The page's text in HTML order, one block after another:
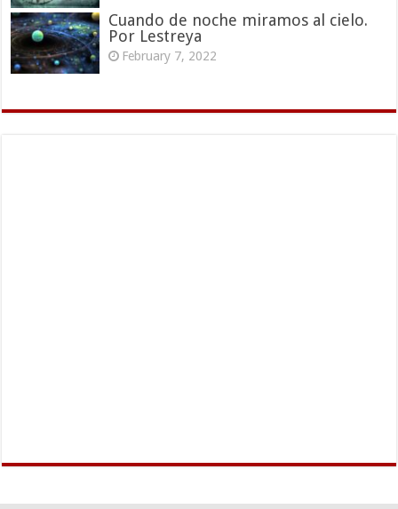
Cuando de noche miramos al cielo.
Por Lestreya
February 7, 2022